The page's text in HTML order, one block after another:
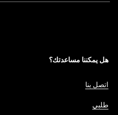
هل يمكننا مساعدتك؟
اتصل بنا
طلبي